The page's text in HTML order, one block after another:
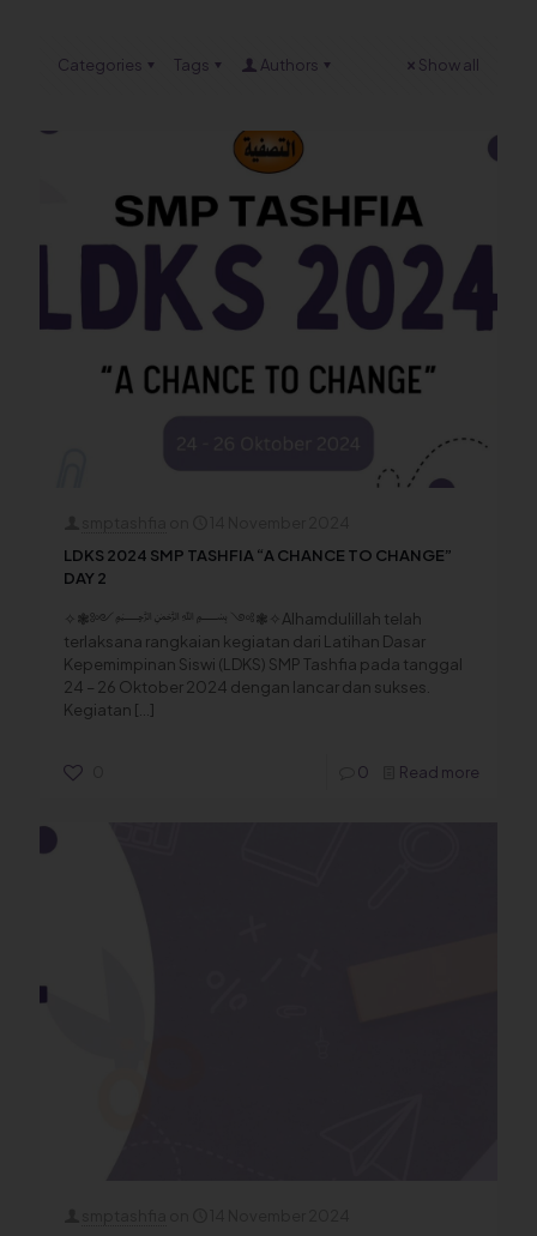
Categories Tags Authors Show all
LDKS 2024 SMP TASHFIA “A CHANCE TO CHANGE”
DAY 2
✧❃༻﷽ ༺❃✧Alhamdulillah telah
terlaksana rangkaian kegiatan dari Latihan Dasar
Kepemimpinan Siswi (LDKS) SMP Tashfia pada tanggal
24 – 26 Oktober 2024 dengan lancar dan sukses.
Kegiatan […]
0 Read more